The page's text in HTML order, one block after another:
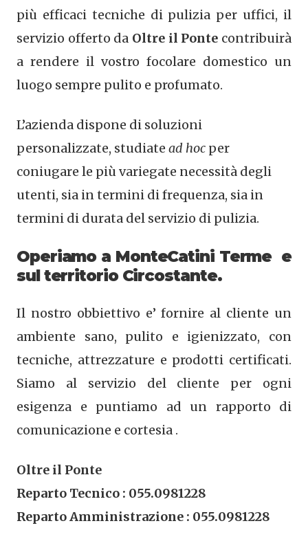
più efficaci tecniche di pulizia per uffici, il
servizio offerto da Oltre il Ponte contribuirà
a rendere il vostro focolare domestico un
luogo sempre pulito e profumato.
L’azienda dispone di soluzioni
personalizzate, studiate ad hoc per
coniugare le più variegate necessità degli
utenti, sia in termini di frequenza, sia in
termini di durata del servizio di pulizia.
Operiamo a MonteCatini Terme e
sul territorio Circostante.
Il nostro obbiettivo e’ fornire al cliente un
ambiente sano, pulito e igienizzato, con
tecniche, attrezzature e prodotti certificati.
Siamo al servizio del cliente per ogni
esigenza e puntiamo ad un rapporto di
comunicazione e cortesia .
Oltre il Ponte
Reparto Tecnico : 055.0981228
Reparto Amministrazione : 055.0981228